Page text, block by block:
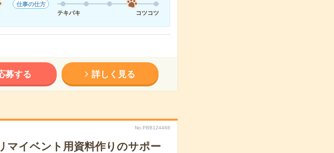
仕事の仕方
テキパキ
コツコツ
募する 詳しく見る
No.PBB124468
マイベント用資料作りのサポー